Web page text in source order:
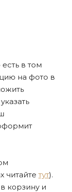
есть в том
на фото в
читайте тут).
корзину и